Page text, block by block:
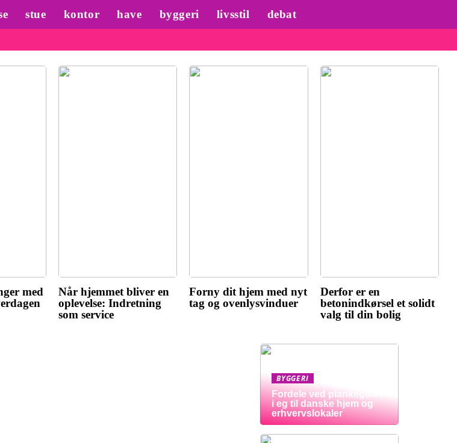
stue kontor have byggeri livsstil debat
med
Når hjemmet bliver en
oplevelse: Indretning
som service
Forny dit hjem med nyt
tag og ovenlysvinduer
Derfor er en
betonindkørsel et solidt
valg til din bolig
BYGGERI
Fordele ved plankegulve
i eg til danske hjem og
erhvervslokaler